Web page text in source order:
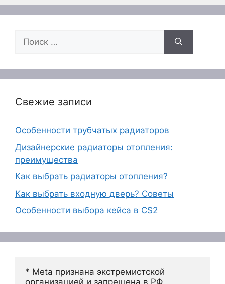
Поиск:
Свежие записи
Особенности трубчатых радиаторов
Дизайнерские радиаторы отопления:
преимущества
Как выбрать радиаторы отопления?
Как выбрать входную дверь? Советы
Особенности выбора кейса в CS2
* Meta признана экстремистской
организацией и запрещена в РФ